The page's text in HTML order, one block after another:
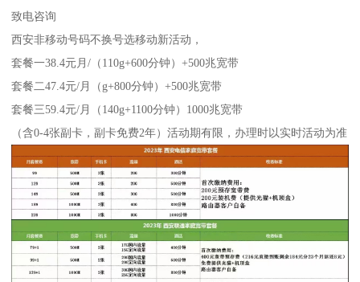
致电咨询
西安非移动号码不换号选移动新活动，
套餐一38.4元月/（110g+600分钟）+500兆宽带
套餐二47.4元/月（g+800分钟）+500兆宽带
套餐三59.4元/月（140g+1100分钟）1000兆宽带
（含0-4张副卡，副卡免费2年）活动期有限，办理时以实时活动为准